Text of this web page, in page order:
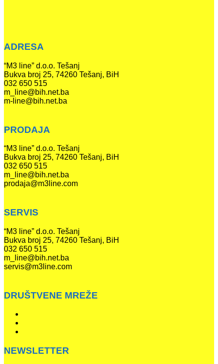
ADRESA
“M3 line” d.o.o. Tešanj
Bukva broj 25, 74260 Tešanj, BiH
032 650 515
m_line@bih.net.ba
m-line@bih.net.ba
PRODAJA
“M3 line” d.o.o. Tešanj
Bukva broj 25, 74260 Tešanj, BiH
032 650 515
m_line@bih.net.ba
prodaja@m3line.com
SERVIS
“M3 line” d.o.o. Tešanj
Bukva broj 25, 74260 Tešanj, BiH
032 650 515
m_line@bih.net.ba
servis@m3line.com
DRUŠTVENE MREŽE
NEWSLETTER